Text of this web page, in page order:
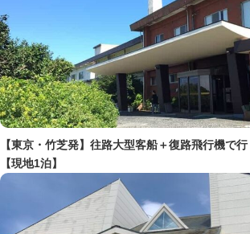
【東京・竹芝発】往路大型客船＋復路飛行機で
【現地1泊】